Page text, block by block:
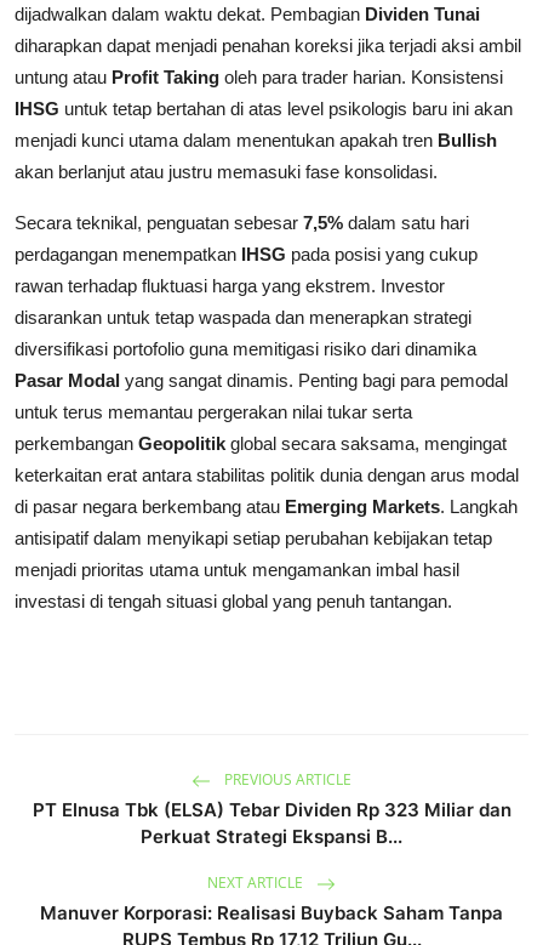
dijadwalkan dalam waktu dekat. Pembagian Dividen Tunai
diharapkan dapat menjadi penahan koreksi jika terjadi aksi ambil
untung atau Profit Taking oleh para trader harian. Konsistensi
IHSG untuk tetap bertahan di atas level psikologis baru ini akan
menjadi kunci utama dalam menentukan apakah tren Bullish
akan berlanjut atau justru memasuki fase konsolidasi.
Secara teknikal, penguatan sebesar 7,5% dalam satu hari
perdagangan menempatkan IHSG pada posisi yang cukup
rawan terhadap fluktuasi harga yang ekstrem. Investor
disarankan untuk tetap waspada dan menerapkan strategi
diversifikasi portofolio guna memitigasi risiko dari dinamika
Pasar Modal yang sangat dinamis. Penting bagi para pemodal
untuk terus memantau pergerakan nilai tukar serta
perkembangan Geopolitik global secara saksama, mengingat
keterkaitan erat antara stabilitas politik dunia dengan arus modal
di pasar negara berkembang atau Emerging Markets. Langkah
antisipatif dalam menyikapi setiap perubahan kebijakan tetap
menjadi prioritas utama untuk mengamankan imbal hasil
investasi di tengah situasi global yang penuh tantangan.
PREVIOUS ARTICLE
PT Elnusa Tbk (ELSA) Tebar Dividen Rp 323 Miliar dan
Perkuat Strategi Ekspansi B...
NEXT ARTICLE
Manuver Korporasi: Realisasi Buyback Saham Tanpa
RUPS Tembus Rp 17,12 Triliun Gu...